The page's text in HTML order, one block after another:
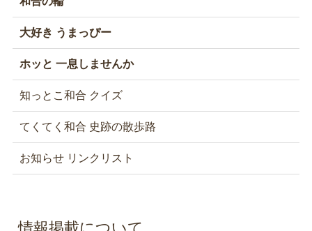
大好き うまっぴー
ホッと 一息しませんか
知っとこ和合 クイズ
てくてく和合 史跡の散歩路
お知らせ リンクリスト